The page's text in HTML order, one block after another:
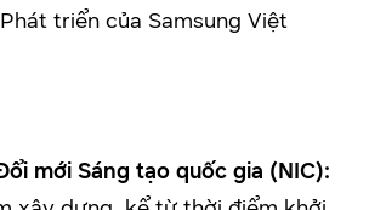
triển của Samsung Việt
mới Sáng tạo quốc gia (NIC):